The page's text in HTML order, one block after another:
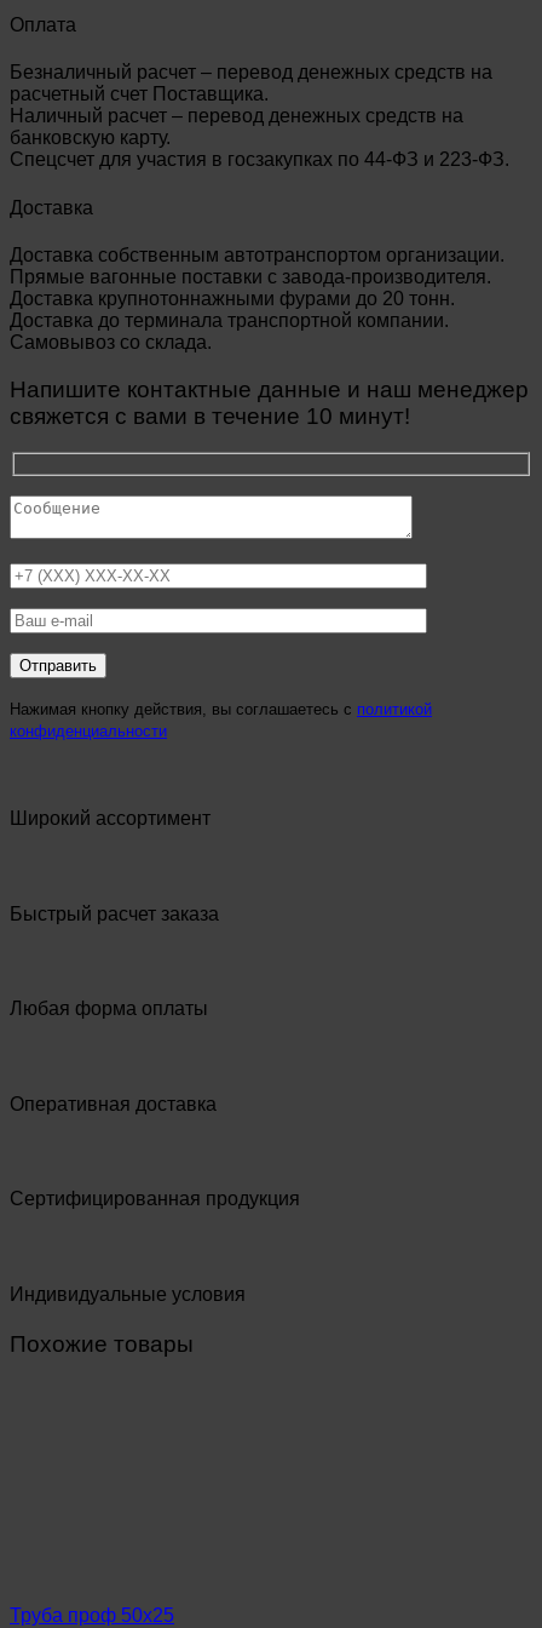
Оплата
Безналичный расчет – перевод денежных средств на
расчетный счет Поставщика.
Наличный расчет – перевод денежных средств на
банковскую карту.
Спецсчет для участия в госзакупках по 44-ФЗ и 223-ФЗ.
Доставка
Доставка собственным автотранспортом организации.
Прямые вагонные поставки с завода-производителя.
Доставка крупнотоннажными фурами до 20 тонн.
Доставка до терминала транспортной компании.
Самовывоз со склада.
Напишите контактные данные и наш менеджер
свяжется с вами в течение 10 минут!
Нажимая кнопку действия, вы соглашаетесь с политикой
конфиденциальности
Широкий ассортимент
Быстрый расчет заказа
Любая форма оплаты
Оперативная доставка
Сертифицированная продукция
Индивидуальные условия
Похожие товары
Труба проф 50х25